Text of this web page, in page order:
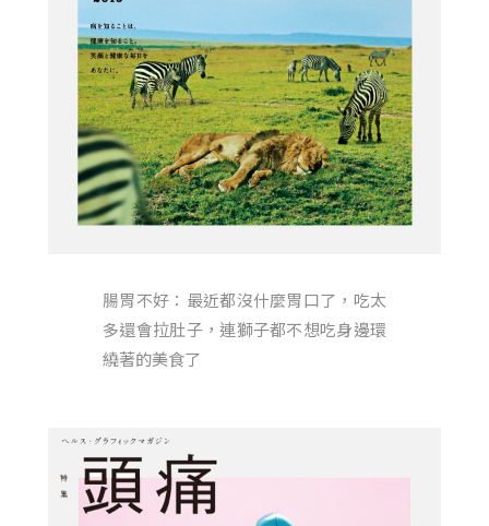
腸胃不好：最近都沒什麼胃口了，吃太
多還會拉肚子，連獅子都不想吃身邊環
繞著的美食了